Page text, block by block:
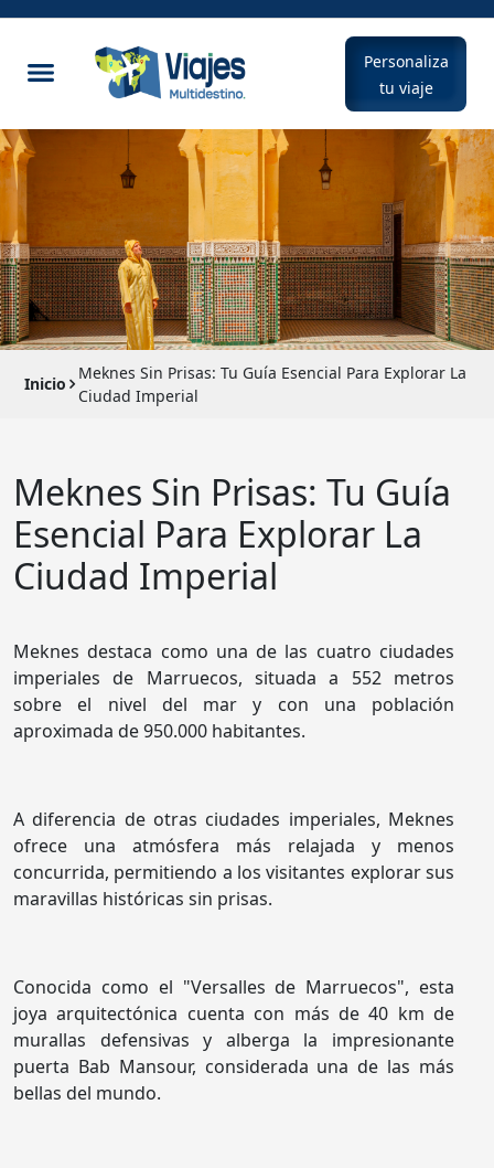
Personaliza
tu viaje
Inicio
Meknes Sin Prisas: Tu Guía Esencial Para Explorar La
Ciudad Imperial
Meknes Sin Prisas: Tu Guía
Esencial Para Explorar La
Ciudad Imperial
Meknes destaca como una de las cuatro ciudades
imperiales de Marruecos, situada a 552 metros
sobre el nivel del mar y con una población
aproximada de 950.000 habitantes.
A diferencia de otras ciudades imperiales, Meknes
ofrece una atmósfera más relajada y menos
concurrida, permitiendo a los visitantes explorar sus
maravillas históricas sin prisas.
Conocida como el "Versalles de Marruecos", esta
joya arquitectónica cuenta con más de 40 km de
murallas defensivas y alberga la impresionante
puerta Bab Mansour, considerada una de las más
bellas del mundo.